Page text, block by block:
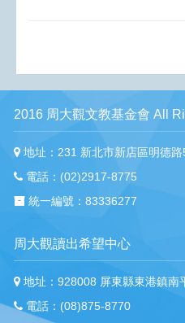
2016 周大觀文教基金會 All
地址：231 新北市新店區明德
電話：(02)2917-8775
統一編號：83336277
周大觀讀出希望中心
地址：928008 屏東縣東港鎮南
電話：(08)875-8770